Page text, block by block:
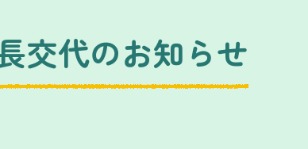
交代のお知らせ